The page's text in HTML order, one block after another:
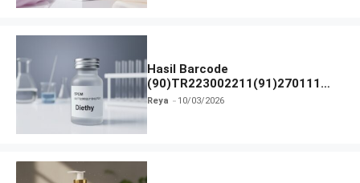
Hasil Barcode
(90)TR223002211(91)270111
dan Izin BPOM
Reya 10/03/2026